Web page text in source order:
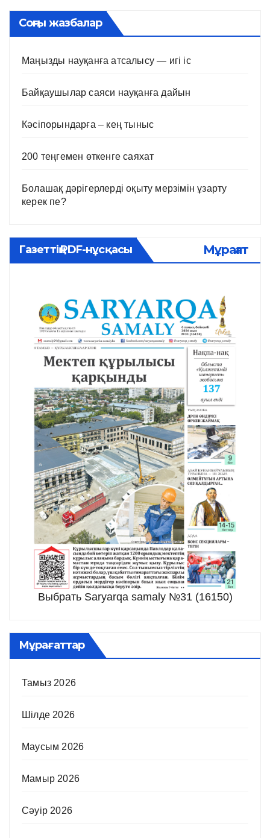
Соңғы жазбалар
Маңызды науқанға атсалысу — игі іс
Байқаушылар саяси науқанға дайын
Кәсіпорындарға – кең тыныс
200 теңгемен өткенге саяхат
Болашақ дәрігерлерді оқыту мерзімін ұзарту
керек пе?
Газеттің PDF-нұсқасы Мұрағат
Выбрать Saryarqa samaly №31 (16150)
Мұрағаттар
Тамыз 2026
Шілде 2026
Маусым 2026
Мамыр 2026
Сәуір 2026